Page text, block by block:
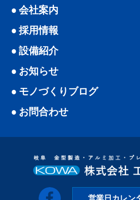
会社案内
採用情報
設備紹介
お知らせ
モノづくりブログ
お問合わせ
営業日カレン